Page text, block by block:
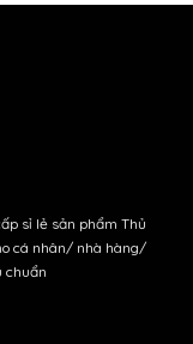
sỉ lẻ sản phẩm Thủ
cá nhân/ nhà hàng/
chuẩn